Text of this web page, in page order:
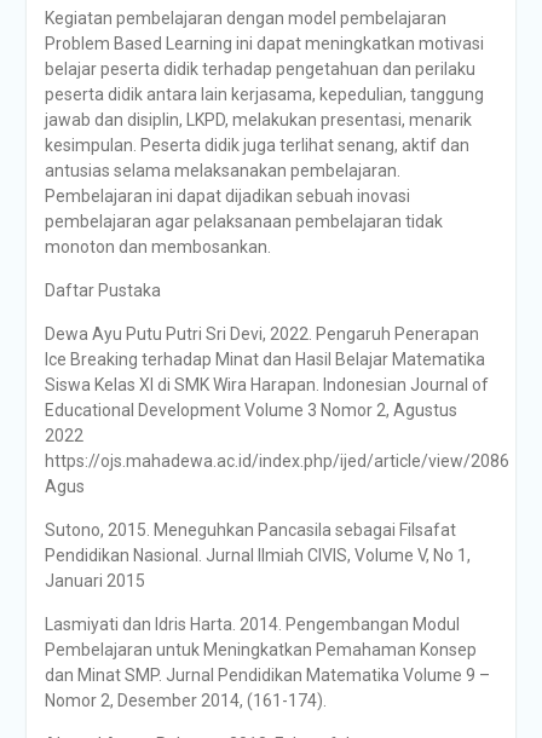
Kegiatan pembelajaran dengan model pembelajaran
Problem Based Learning ini dapat meningkatkan motivasi
belajar peserta didik terhadap pengetahuan dan perilaku
peserta didik antara lain kerjasama, kepedulian, tanggung
jawab dan disiplin, LKPD, melakukan presentasi, menarik
kesimpulan. Peserta didik juga terlihat senang, aktif dan
antusias selama melaksanakan pembelajaran.
Pembelajaran ini dapat dijadikan sebuah inovasi
pembelajaran agar pelaksanaan pembelajaran tidak
monoton dan membosankan.
Daftar Pustaka
Dewa Ayu Putu Putri Sri Devi, 2022. Pengaruh Penerapan
Ice Breaking terhadap Minat dan Hasil Belajar Matematika
Siswa Kelas XI di SMK Wira Harapan. Indonesian Journal of
Educational Development Volume 3 Nomor 2, Agustus
2022
https://ojs.mahadewa.ac.id/index.php/ijed/article/view/2086
Agus
Sutono, 2015. Meneguhkan Pancasila sebagai Filsafat
Pendidikan Nasional. Jurnal Ilmiah CIVIS, Volume V, No 1,
Januari 2015
Lasmiyati dan Idris Harta. 2014. Pengembangan Modul
Pembelajaran untuk Meningkatkan Pemahaman Konsep
dan Minat SMP. Jurnal Pendidikan Matematika Volume 9 –
Nomor 2, Desember 2014, (161-174).